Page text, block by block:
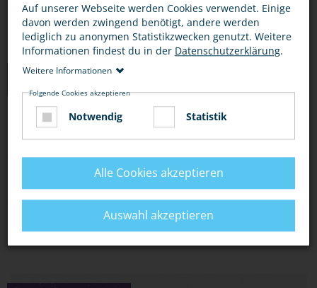
LINKS
CHECKER TOBI: DER BAHNHOFS-CHECK
S-BAHN MÜNCHEN: ERKLÄRVIDEOS RUND
UMS S-BAHN-FAHREN
Auf unserer Webseite werden Cookies verwendet. Einige
davon werden zwingend benötigt, andere werden
lediglich zu anonymen Statistikzwecken genutzt. Weitere
Informationen findest du in der Datenschutzerklärung.
Weitere Informationen
Folgende Cookies akzeptieren
Notwendig Statistik
Alle Cookies akzeptieren
Auswahl akzeptieren